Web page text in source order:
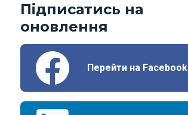
Підписатись на
оновлення
Перейти на Facebook